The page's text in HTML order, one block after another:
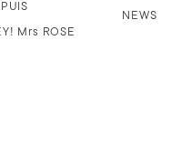
Mrs ROSE
NEWS